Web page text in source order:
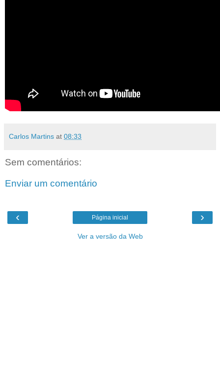
Carlos Martins at 08:33
Sem comentários:
Enviar um comentário
‹ ›
Página inicial
Ver a versão da Web